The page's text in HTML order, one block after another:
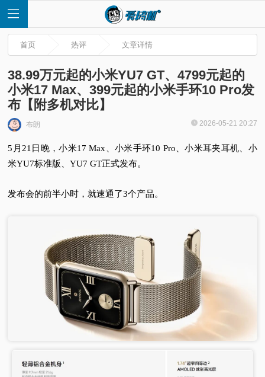
首
快
讯
首页 热评 文章详情
38.99万元起的小米YU7 GT、4799元起的
小米17 Max、399元起的小米手环10 Pro发
布【附多机对比】
布朗 2026-05-21 20:27
5月21日晚，小米17 Max、小米手环10 Pro、小米耳夹耳机、小
米YU7标准版、YU7 GT正式发布。
发布会的前半小时，就速通了3个产品。